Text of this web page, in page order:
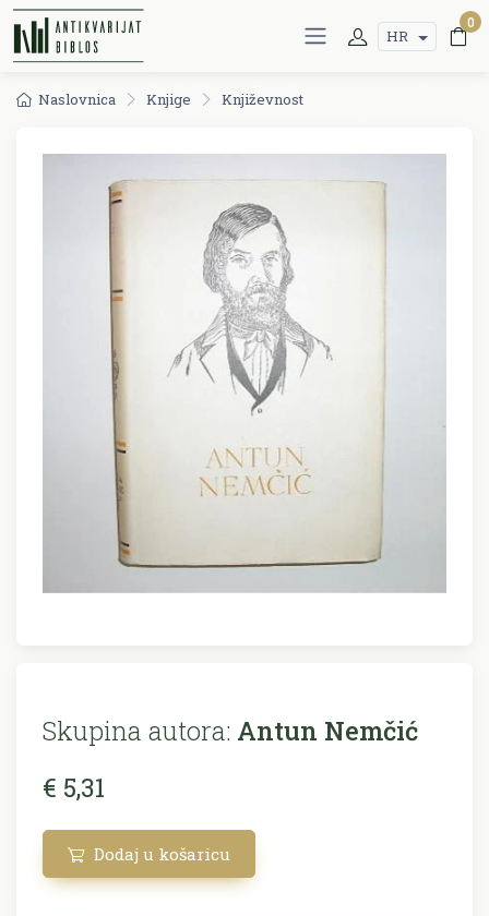
HR
0
Naslovnica Knjige Književnost
Skupina autora: Antun Nemčić
€ 5,31
Dodaj u košaricu